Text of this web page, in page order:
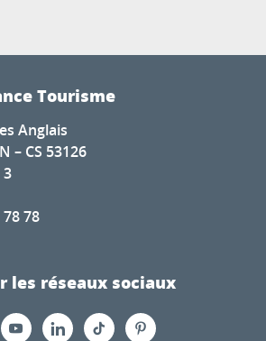
Tourisme
Anglais
– CS 53126
3
78 78
les réseaux sociaux